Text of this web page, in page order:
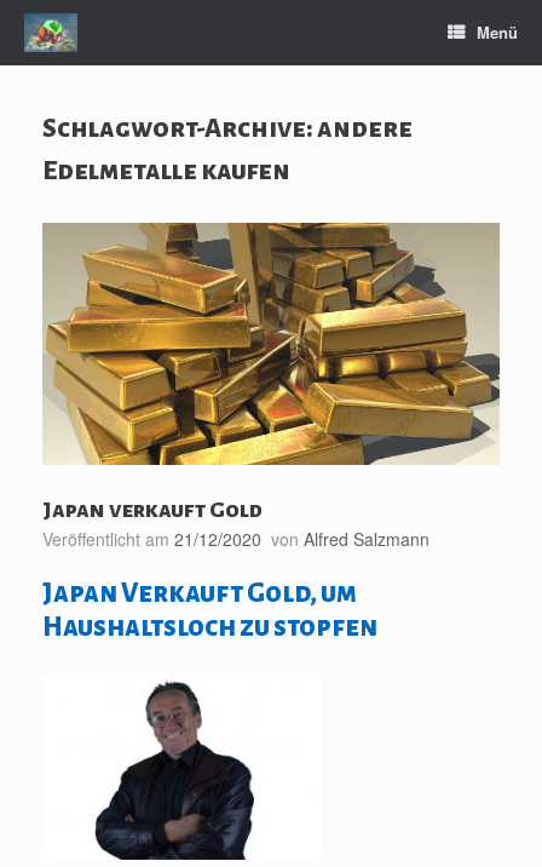
Zum
Inhalt
springen
Menü
Schlagwort-Archive:andere
Edelmetalle kaufen
Japan verkauft Gold
Veröffentlicht am 21/12/2020 von Alfred Salzmann
Japan Verkauft Gold, um
Haushaltsloch zu stopfen